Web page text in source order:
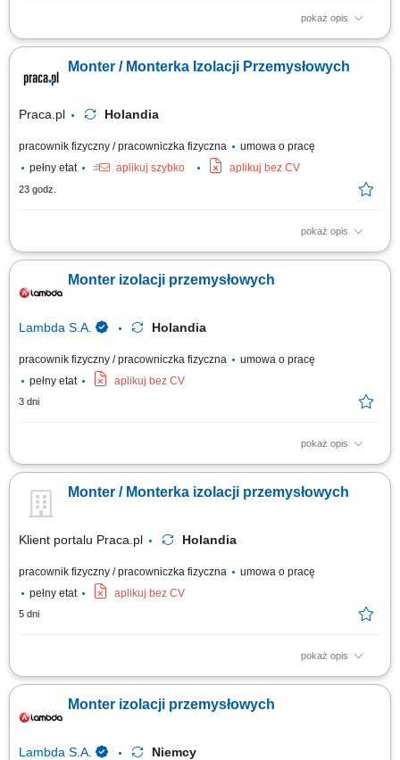
pokaż opis
Obsługa procesów izolacyjnych (izolacje zimne) w sektorze
oraz infrastruktury zakładowej.
Monter / Monterka Izolacji Przemysłowych
Praca.pl Holandia
pracownik fizyczny / pracowniczka fizyczna
umowa o pracę
pełny etat
aplikuj szybko aplikuj bez CV
23 godz.
pokaż opis
Opis stanowiska: Kompleksowy montaż oraz demontaż systemów izolacji
Prowadzenie prac instalacyjnych bezpośrednio na ciągach
rurociągowych, instalacjach technicznych oraz zbiornikach
Monter izolacji przemysłowych
Lambda S.A. Holandia
pracownik fizyczny / pracowniczka fizyczna
umowa o pracę
pełny etat
aplikuj bez CV
3 dni
pokaż opis
Twój zakres obowiązków: Demontaż i montaż izolacji zimnochronnej;
Monter / Monterka izolacji przemysłowych
Klient portalu Praca.pl Holandia
pracownik fizyczny / pracowniczka fizyczna
umowa o pracę
pełny etat
aplikuj bez CV
5 dni
pokaż opis
Realizacja prac montażowych oraz demontażowych w obrębie izolacji
zbiorników technicznych w obiektach przemysłowych. Dbanie o
szczelność i poprawność technologiczną nakładanych warstw
Monter izolacji przemysłowych
Lambda S.A. Niemcy